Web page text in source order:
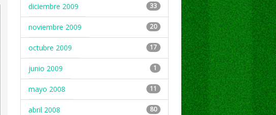
diciembre 2009 33
noviembre 2009 20
octubre 2009 17
junio 2009 1
mayo 2008 11
abril 2008 80